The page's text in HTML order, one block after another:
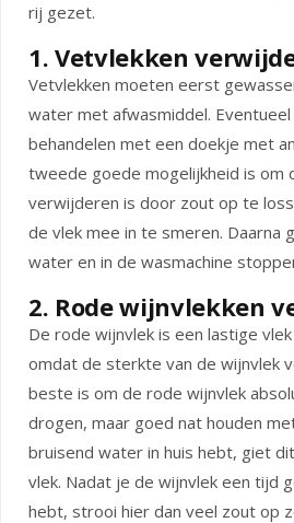
rij gezet.
1. Vetvlekken
Vetvlekken moeten eerst
water met afwasmiddel. Eventueel
behandelen met een doekje met
tweede goede mogelijkheid is om
verwijderen is door zout op te
de vlek mee in te smeren. Daarna
water en in de wasmachine
2. Rode wijnvlekken
De rode wijnvlek is een lastige
omdat de sterkte van de wijnvlek
beste is om de rode wijnvlek
drogen, maar goed nat houden
bruisend water in huis hebt, giet
vlek. Nadat je de wijnvlek een tijd
hebt, strooi hier dan veel zout op